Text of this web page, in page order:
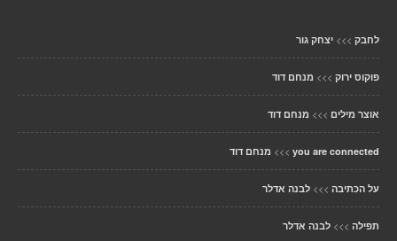
לחבק >>> יצחק גור
פוקוס ירוק >>> מנחם דוד
אוצר מילים >>> מנחם דוד
you are connected
>>> מנחם דוד
על הכתיבה >>> לבנה אדלר
תפילה >>> לבנה אדלר